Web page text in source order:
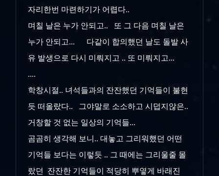
자리한번 마련하기가 어렵다..
며칠 날은 누가 안되고.. 또 그 다음 며칠 날은
누가 안되고... 다같이 합의했던 날도 돌발 사
유 발생으로 다시 미뤄지고 .. 또 미뤄지고...
....
학창시절.. 녀석들과의 잔잔했던 기억들이 불현
듯 떠올랐다.. 그야말로 소소하고 시덥지않은..
거창할 것 없는 일상의 기억들...
곰곰히 생각해 보니.. 대놓고 그리워했던 어떤
기억들 보다는 이렇듯 .. 그 때에는 그리울줄 몰
랐던 잔잔한 기억들이 적당히 뿌옇게 바래진